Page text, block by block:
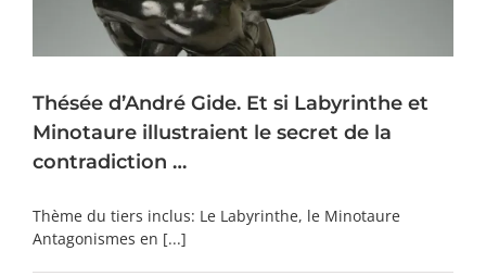
Thésée d’André Gide. Et si Labyrinthe et
Minotaure illustraient le secret de la
contradiction …
Thème du tiers inclus: Le Labyrinthe, le Minotaure
Antagonismes en [...]